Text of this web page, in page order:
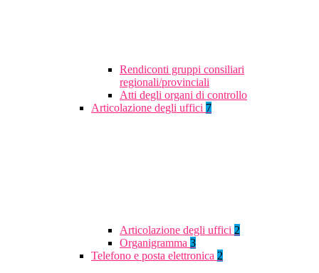
Rendiconti gruppi consiliari
regionali/provinciali
Atti degli organi di controllo
Articolazione degli uffici 7
Articolazione degli uffici 2
Organigramma 3
Telefono e posta elettronica 2